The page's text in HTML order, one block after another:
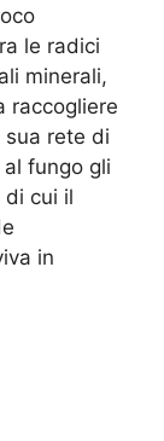
le radici
minerali,
raccogliere
rete di
fungo gli
cui il
in